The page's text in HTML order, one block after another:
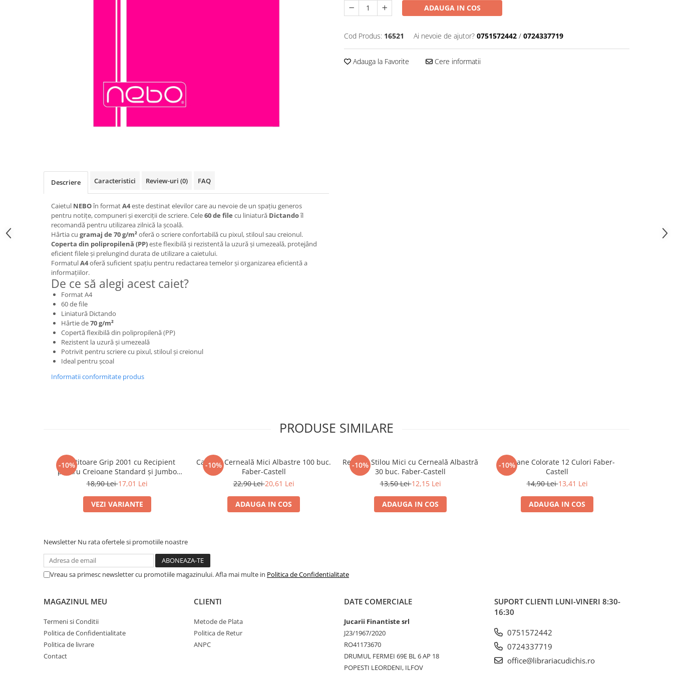
Instrumente de scris și desen
Brush Pen-uri
Creioane cerate
Creioane colorate
Creioane mecanice
Mine pentru creioane mecanice
Rezerve stilouri
Caiete mecanice
Penare cu doua compartimente
Penare cu trei compartimente
Penare cu un compartiment
Penare neechipate
Pictură și desen
Accesorii pentru pictură
Creioane grafit și cărbune
ADAUGA IN COS
Cod Produs: 16521 Ai nevoie de ajutor? 0751572442 / 0724337719
Adauga la Favorite Cere informatii
Descriere Caracteristici Review-uri (0) FAQ
Caietul NEBOîn formatA4este destinat elevilor care au nevoie de un spațiu generos
pentru notițe, compuneri și exerciții de scriere. Cele60 de file cu liniatură Dictandoîl
recomandă pentru utilizarea zilnică la școală.
Hârtia cu gramaj de 70 g/m²oferă o scriere confortabilă cu pixul, stiloul sau creionul.
Coperta din polipropilenă (PP)este flexibilă și rezistentă la uzură și umezeală, protejând
eficient filele și prelungind durata de utilizare a caietului.
FormatulA4oferă suficient spațiu pentru redactarea temelor și organizarea eficientă a
informațiilor.
De ce să alegi acest caiet?
Format A4
60 de file
Liniatură Dictando
Hârtie de70 g/m²
Copertă flexibilă din polipropilenă (PP)
Rezistent la uzură și umezeală
Potrivit pentru scriere cu pixul, stiloul și creionul
Ideal pentru școal
Informatii conformitate produs
PRODUSE SIMILARE
-10%
Ascuțitoare Grip 2001 cu Recipient
pentru Creioane Standard și Jumbo
Faber-Castell
18,90 Lei17,01 Lei
VEZI VARIANTE
-10%
Cartușe Cerneală Mici Albastre 100 buc.
Faber-Castell
22,90 Lei20,61 Lei
ADAUGA IN COS
-10%
Rezerve Stilou Mici cu Cerneală Albastră
30 buc. Faber-Castell
13,50 Lei12,15 Lei
ADAUGA IN COS
-10%
Creioane Colorate 12 Culori Faber-
Castell
14,90 Lei13,41 Lei
ADAUGA IN COS
Newsletter Nu rata ofertele si promotiile noastre
Vreau sa primesc newsletter cu promotiile magazinului. Afla mai multe in Politica de Confidentialitate
MAGAZINUL MEU
Termeni si Conditii
Politica de Confidentialitate
Politica de livrare
Contact
CLIENTI
Metode de Plata
Politica de Retur
ANPC
DATE COMERCIALE
Jucarii Finantiste srl
J23/1967/2020
RO41173670
DRUMUL FERMEI 69E BL 6 AP 18
POPESTI LEORDENI, ILFOV
SUPORT CLIENTI LUNI-VINERI 8:30-
16:30
0751572442
0724337719
office@librariacudichis.ro